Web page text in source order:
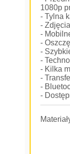
1080p
- Tylna
-
-
-
-
-
- Kilka
-
-
-